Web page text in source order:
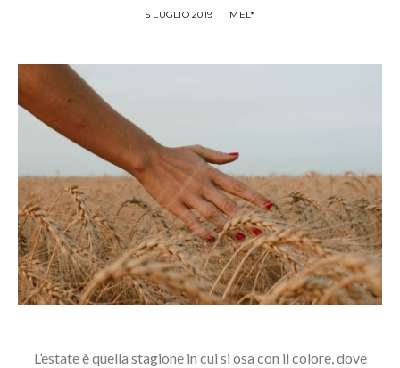
5 LUGLIO 2019 MEL*
L’estate è quella stagione in cui si osa con il colore, dove